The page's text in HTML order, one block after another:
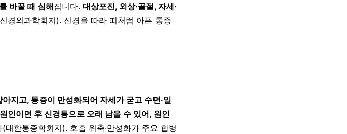
바꿀 때 심해집니다. 대상포진, 외상·골절, 자세·
경외과학회지). 신경을 따라 띠처럼 아픈 통증
지고, 통증이 만성화되어 자세가 굳고 수면·일
인이면 후 신경통으로 오래 남을 수 있어, 원인
(대한통증학회지). 호흡 위축·만성화가 주요 합병